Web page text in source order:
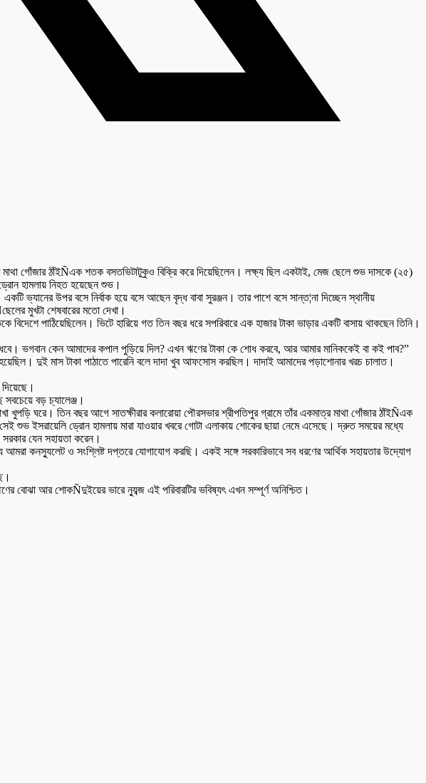
গোঁজার ঠাঁইÑএক শতক বসতভিটাটুকুও বিক্রি করে দিয়েছিলেন। লক্ষ্য ছিল একটাই, মেজ ছেলে শুভ দাসকে (২৫)
হামলায় নিহত হয়েছেন শুভ।
ভ্যানের উপর বসে নির্বাক হয়ে বসে আছেন বৃদ্ধ বাবা সুরঞ্জন। তার পাশে বসে সান্ত¦না দিচ্ছেন স্থানীয়
মুখটা শেষবারের মতো দেখা।
পাঠিয়েছিলেন। ভিটে হারিয়ে গত তিন বছর ধরে সপরিবারে এক হাজার টাকা ভাড়ার একটি বাসায় থাকছেন তিনি।
ভগবান কেন আমাদের কপাল পুড়িয়ে দিল? এখন ঋণের টাকা কে শোধ করবে, আর আমার মানিককেই বা কই পাব?”
দুই মাস টাকা পাঠাতে পারেনি বলে দাদা খুব আফসোস করছিল। দাদাই আমাদের পড়াশোনার খরচ চালাত।
সবচেয়ে বড় চ্যালেঞ্জ।
খুপড়ি ঘরে। তিন বছর আগে সাতক্ষীরার কলারোয়া পৌরসভার শ্রীপতিপুর গ্রামে তাঁর একমাত্র মাথা গোঁজার ঠাঁইÑএক
শুভ ইসরায়েলি ড্রোন হামলায় মারা যাওয়ার খবরে গোটা এলাকায় শোকের ছায়া নেমে এসেছে। দ্রুত সময়ের মধ্যে
যেন সহায়তা করেন।
কনস্যুলেট ও সংশ্লিষ্ট দপ্তরে যোগাযোগ করছি। একই সঙ্গে সরকারিভাবে সব ধরণের আর্থিক সহায়তার উদ্যোগ
বোঝা আর শোকÑদুইয়ের ভারে ন্যুব্জ এই পরিবারটির ভবিষ্যৎ এখন সম্পূর্ণ অনিশ্চিত।